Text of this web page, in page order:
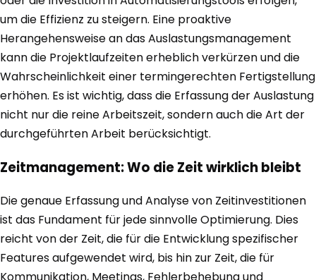
um die Effizienz zu steigern. Eine proaktive
Herangehensweise an das Auslastungsmanagement
kann die Projektlaufzeiten erheblich verkürzen und die
Wahrscheinlichkeit einer termingerechten Fertigstellung
erhöhen. Es ist wichtig, dass die Erfassung der Auslastung
nicht nur die reine Arbeitszeit, sondern auch die Art der
durchgeführten Arbeit berücksichtigt.
Zeitmanagement: Wo die Zeit wirklich bleibt
Die genaue Erfassung und Analyse von Zeitinvestitionen
ist das Fundament für jede sinnvolle Optimierung. Dies
reicht von der Zeit, die für die Entwicklung spezifischer
Features aufgewendet wird, bis hin zur Zeit, die für